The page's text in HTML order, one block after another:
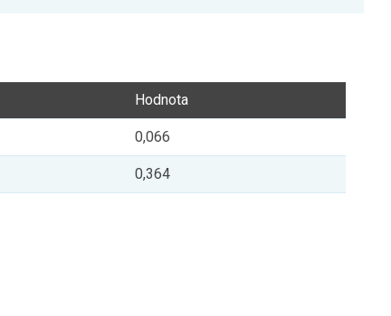
Hodnota
0,066
0,364